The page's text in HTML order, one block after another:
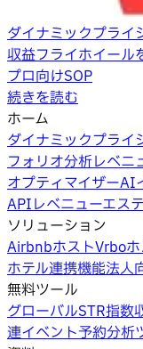
ダイナミックプライ
収益フライホイール
プロ向けSOP
続きを読む
ホーム
ダイナミックプライ
フォリオ分析レベニ
オプティマイザーAI
APIレベニューエス
ソリューション
AirbnbホストVrbo
ホテル連携機能法人
無料ツール
グローバルSTR指数
連イベント予約分析